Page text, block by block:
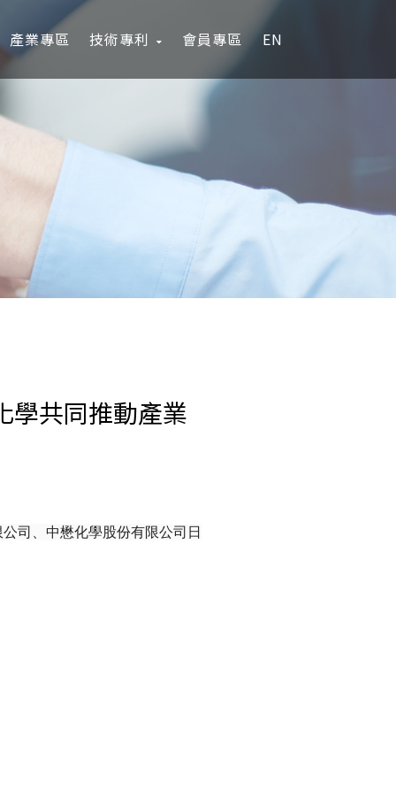
產業專區 技術專利 會員專區 EN
學共同推動產業
司、中懋化學股份有限公司日